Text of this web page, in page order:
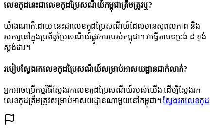
លេខកូដនេះជាលេខកូដប្រៃសណីយ៍កម្ពុជាត្រឹមត្រូវឬ?
យ៉ាងណាក៏ដោយ នេះជាលេខកូដប្រៃសណីយ៍ដែលមានសុពលភាព និង
សកម្មនៅក្នុងប្រព័ន្ធប្រៃសណីយ៍ផ្លូវការរបស់កម្ពុជា។ វាធ្វើតាមទម្រង់ ៨ ខ្ទង់
ស្តង់ដារ។
របៀបស្វែងរកលេខកូដប្រៃសណីយ៍សម្រាប់អាសយដ្ឋានជាក់លាក់?
អ្នកអាចប្រើកម្មវិធីស្វែងរកលេខកូដប្រៃសណីយ៍របស់យើង ដើម្បីស្វែងរក
លេខកូដត្រឹមត្រូវសម្រាប់អាសយដ្ឋានណាមួយនៅកម្ពុជា។ ស្វែងរកលេខកូដ